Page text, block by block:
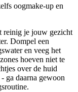
oogmake-up en
reinig je jouw gezicht
Dompel een
en veeg het
hoeven niet te
over de huid
ga daarna gewoon